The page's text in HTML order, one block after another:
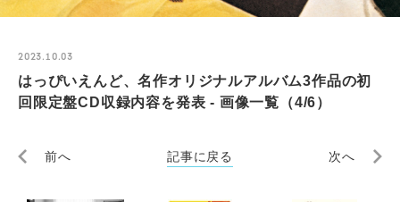
2023.10.03
はっぴいえんど、名作オリジナルアルバム3作品の初
回限定盤CD収録内容を発表 - 画像一覧（4/6）
前へ 記事に戻る 次へ